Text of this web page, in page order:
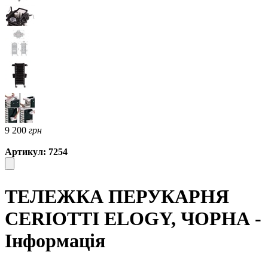
9 200 грн
Артикул: 7254
ТЕЛЕЖКА ПЕРУКАРНЯ
CERIOTTI ELOGY, ЧОРНА -
Інформація